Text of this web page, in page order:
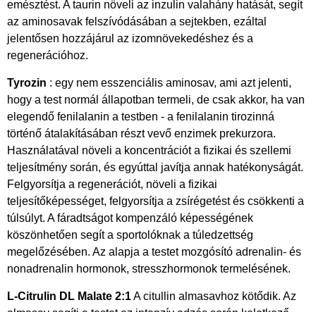
emésztést. A taurin növeli az inzulin valahány hatását, segít
az aminosavak felszívódásában a sejtekben, ezáltal
jelentősen hozzájárul az izomnövekedéshez és a
regenerációhoz.
Tyrozin : egy nem esszenciális aminosav, ami azt jelenti,
hogy a test normál állapotban termeli, de csak akkor, ha van
elegendő fenilalanin a testben - a fenilalanin tirozinná
történő átalakításában részt vevő enzimek prekurzora.
Használatával növeli a koncentrációt a fizikai és szellemi
teljesítmény során, és egyúttal javítja annak hatékonyságát.
Felgyorsítja a regenerációt, növeli a fizikai
teljesítőképességet, felgyorsítja a zsírégetést és csökkenti a
túlsúlyt. A fáradtságot kompenzáló képességének
köszönhetően segít a sportolóknak a túledzettség
megelőzésében. Az alapja a testet mozgósító adrenalin- és
nonadrenalin hormonok, stresszhormonok termelésének.
L-Citrulin DL Malate 2:1A citullin almasavhoz kötődik. Az